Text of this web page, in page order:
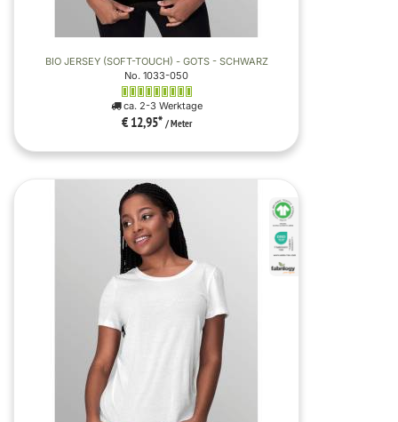
BIO JERSEY (SOFT-TOUCH) - GOTS - SCHWARZ
No. 1033-050
ca. 2-3 Werktage
€ 12,95* / Meter